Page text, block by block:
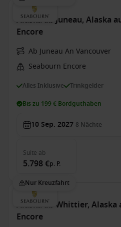
Alaska ab Juneau, Alaska
Encore
Ab Juneau An Vancouver
Seabourn Encore
Alles Inklusive Trinkgelder
Bis zu 199 € Bordguthaben
10 Sep. 2027 8 Nächte
Suite ab
5.798 €p. P.
Nur Kreuzfahrt
Alaska ab Whittier, Alaska
Encore